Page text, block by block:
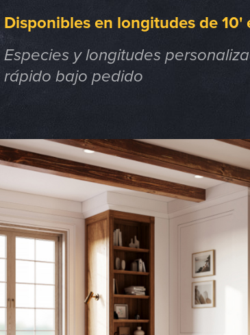
Disponibles en longitudes de
Especies y longitudes
rápido bajo pedido